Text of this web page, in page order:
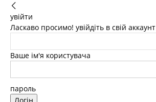
увійти
Ласкаво просимо! увійдіть в свій аккаунт
Ваше ім'я користувача
пароль